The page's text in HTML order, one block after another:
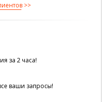
за 2 часа!
ваши запросы!